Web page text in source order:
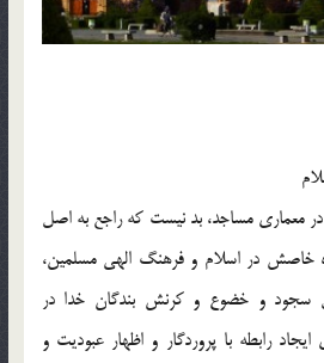
معماری مساجد، بد نیست که راجع به اصل
در اسلام و فرهنگ الهی مسلمین،
و خضوع و کرنش بندگان خدا در
رابطه با پروردگار و اظهار عبودیت و